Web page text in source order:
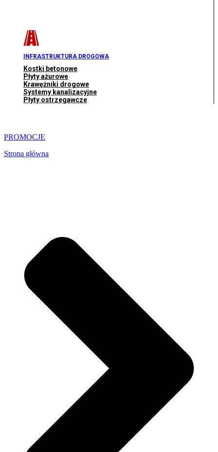
INFRASTRUKTURA DROGOWA
Kostki betonowe
Płyty ażurowe
Krawężniki drogowe
Systemy kanalizacyjne
Płyty ostrzegawcze
PROMOCJE
Strona główna